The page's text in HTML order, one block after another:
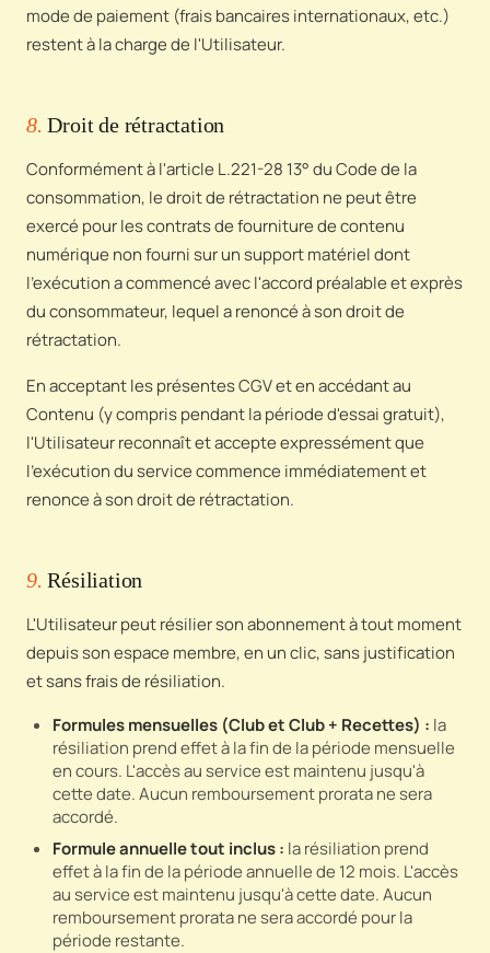
mode de paiement (frais bancaires internationaux, etc.)
restent à la charge de l'Utilisateur.
8. Droit de rétractation
Conformément à l'article L.221-28 13° du Code de la
consommation, le droit de rétractation ne peut être
exercé pour les contrats de fourniture de contenu
numérique non fourni sur un support matériel dont
l'exécution a commencé avec l'accord préalable et exprès
du consommateur, lequel a renoncé à son droit de
rétractation.
En acceptant les présentes CGV et en accédant au
Contenu (y compris pendant la période d'essai gratuit),
l'Utilisateur reconnaît et accepte expressément que
l'exécution du service commence immédiatement et
renonce à son droit de rétractation.
9. Résiliation
L'Utilisateur peut résilier son abonnement à tout moment
depuis son espace membre, en un clic, sans justification
et sans frais de résiliation.
Formules mensuelles (Club et Club + Recettes) : la
résiliation prend effet à la fin de la période mensuelle
en cours. L'accès au service est maintenu jusqu'à
cette date. Aucun remboursement prorata ne sera
accordé.
Formule annuelle tout inclus : la résiliation prend
effet à la fin de la période annuelle de 12 mois. L'accès
au service est maintenu jusqu'à cette date. Aucun
remboursement prorata ne sera accordé pour la
période restante.